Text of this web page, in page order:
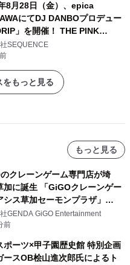
8月28日（金）、epica
にてDJ DANBOプロデュー
」を開催！ THE PINK
所属のPINK DANCERS4名が
SEQUENCE
をもっと見る
もっと見る
クレーンゲーム専門店が埼
加に誕生 「GiGOクレーンゲー
シス草加セーモンプラザ」
8月7日(金)10時グランドオープ
GENDA GiGO Entertainment
前
ポーツ×甲子園歴史館 特別企画
ースOB桧山進次郎氏によるト